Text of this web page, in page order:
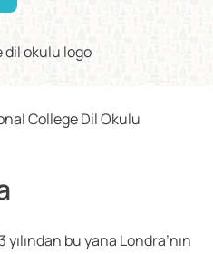
College Dil Okulu
bu yana Londra’nın